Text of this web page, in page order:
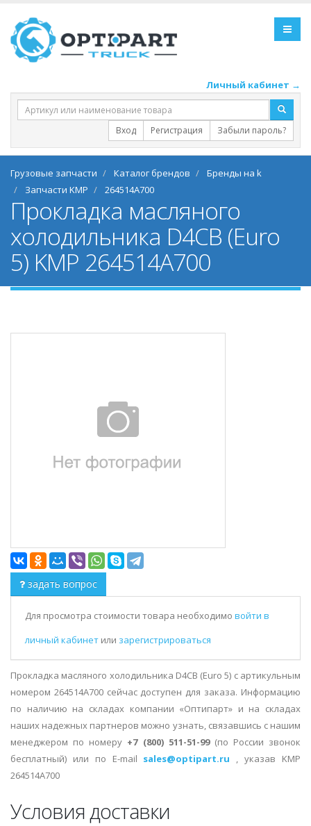
Личный кабинет →
Вход Регистрация Забыли пароль?
Грузовые запчасти Каталог брендов
Бренды на k
Запчасти KMP
264514A700
Прокладка масляного
холодильника D4CB (Euro
5) KMP 264514A700
задать вопрос
Для просмотра стоимости товара необходимо войти в
личный кабинет или зарегистрироваться
Прокладка масляного холодильника D4CB (Euro 5) с артикульным
номером 264514A700 сейчас доступен для заказа. Информацию
по наличию на складах компании «Оптипарт» и на складах
наших надежных партнеров можно узнать, связавшись с нашим
менеджером по номеру +7 (800) 511-51-99(по России звонок
бесплатный) или по E-mail sales@optipart.ru
, указав KMP
264514A700
Условия доставки